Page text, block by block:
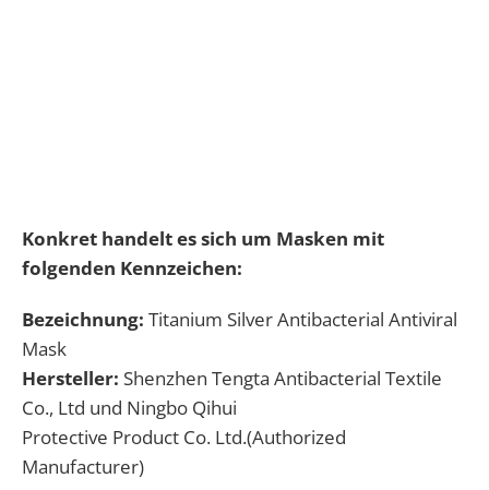
Konkret handelt es sich um Masken mit
folgenden Kennzeichen:
Bezeichnung: Titanium Silver Antibacterial Antiviral
Mask
Hersteller: Shenzhen Tengta Antibacterial Textile
Co., Ltd und Ningbo Qihui
Protective Product Co. Ltd.(Authorized
Manufacturer)